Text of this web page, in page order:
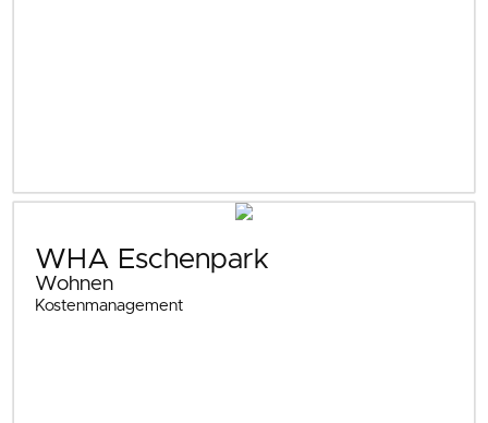
WHA Eschenpark
Wohnen
Kostenmanagement